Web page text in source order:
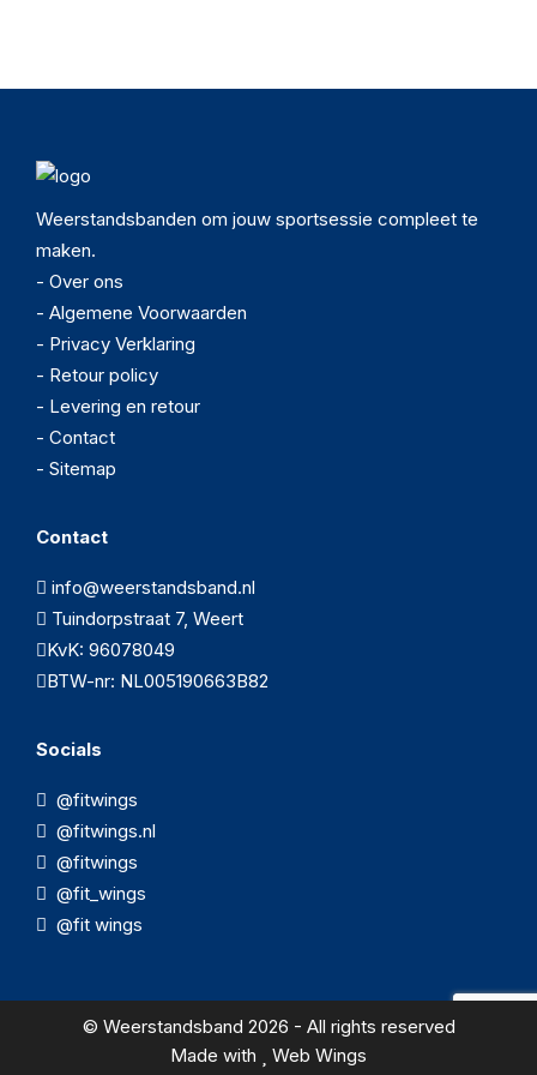
Weerstandsbanden om jouw sportsessie compleet te
maken.
- Over ons
- Algemene Voorwaarden
- Privacy Verklaring
- Retour policy
- Levering en retour
- Contact
- Sitemap
Contact
info@weerstandsband.nl
Tuindorpstraat 7, Weert
KvK: 96078049
BTW-nr: NL005190663B82
Socials
@fitwings
@fitwings.nl
@fitwings
@fit_wings
@fit wings
© Weerstandsband 2026 - All rights reserved
Made with
Web Wings